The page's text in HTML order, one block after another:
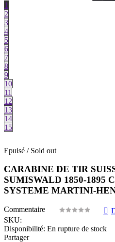
1
2
3
4
5
6
7
8
9
10
11
12
13
14
15
Epuisé / Sold out
CARABINE DE TIR
SUMISWALD 1850-1895
SYSTEME MARTINI-
Commentaire
SKU:
Disponibilité: En rupture de stock
Partager